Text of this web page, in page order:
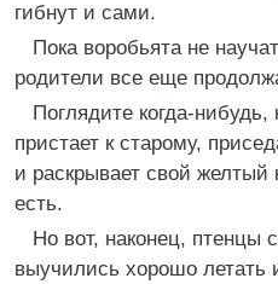
гибнут и сами.
Пока воробьята не
родители все еще
Поглядите когда-
пристает к старому,
и раскрывает свой
есть.
Но вот, наконец, птенцы
выучились хорошо летать